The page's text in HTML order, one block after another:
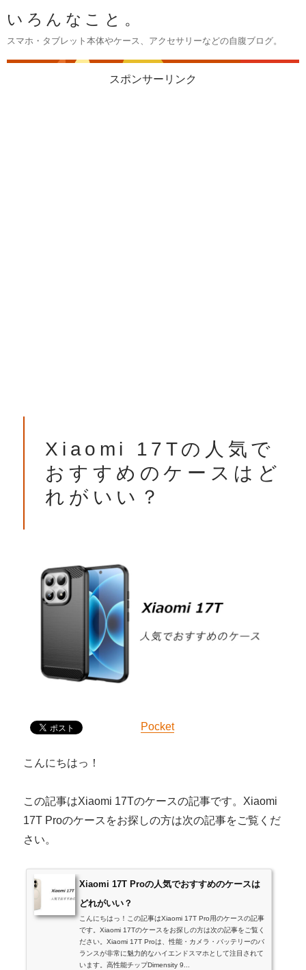
いろんなこと。
スマホ・タブレット本体やケース、アクセサリーなどの自腹ブログ。
スポンサーリンク
Xiaomi 17Tの人気で
おすすめのケースはど
れがいい？
Pocket
こんにちはっ！
この記事はXiaomi 17Tのケースの記事です。Xiaomi
17T Proのケースをお探しの方は次の記事をご覧くだ
さい。
Xiaomi 17T Proの人気でおすすめのケースは
どれがいい？
こんにちはっ！この記事はXiaomi 17T Pro用のケースの記事
です。Xiaomi 17Tのケースをお探しの方は次の記事をご覧く
ださい。Xiaomi 17T Proは、性能・カメラ・バッテリーのバ
ランスが非常に魅力的なハイエンドスマホとして注目されて
います。高性能チップDimensity 9...